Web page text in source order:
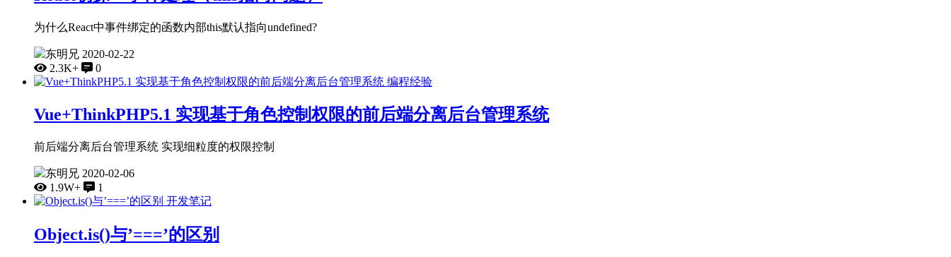
为什么React中事件绑定的函数内部this默认指向undefined?
东明兄 2020-02-22
2.3K+
0
编程经验
Vue+ThinkPHP5.1 实现基于角色控制权限的前后端分离后台管理系统
前后端分离后台管理系统 实现细粒度的权限控制
东明兄 2020-02-06
1.9W+
1
开发笔记
Object.is()与’===’的区别